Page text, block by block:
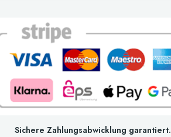
Sichere Zahlungsabwicklung garantiert.